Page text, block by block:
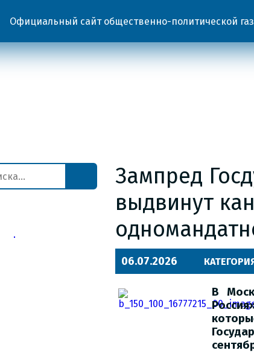
Официальный сайт общественно-политической
Зампред
выдвинут
06.07.2026
В